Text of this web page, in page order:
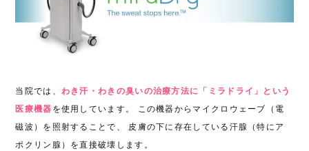
当院では、 わき汗・わきの臭いの治療方法に「ミラドライ」という
医療機器 を使用しています。 この機器からマイクロウェーブ（電
磁波）を照射することで、 皮膚の下に存在している汗腺（特にア
ポクリン腺）を直接破壊します。